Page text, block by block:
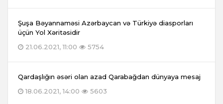
Şuşa Bəyannaməsi Azərbaycan və Türkiyə diasporları
üçün Yol Xəritəsidir
21.06.2021, 11:00
5754
Qardaşlığın əsəri olan azad Qarabağdan dünyaya mesaj
18.06.2021, 14:00
5603